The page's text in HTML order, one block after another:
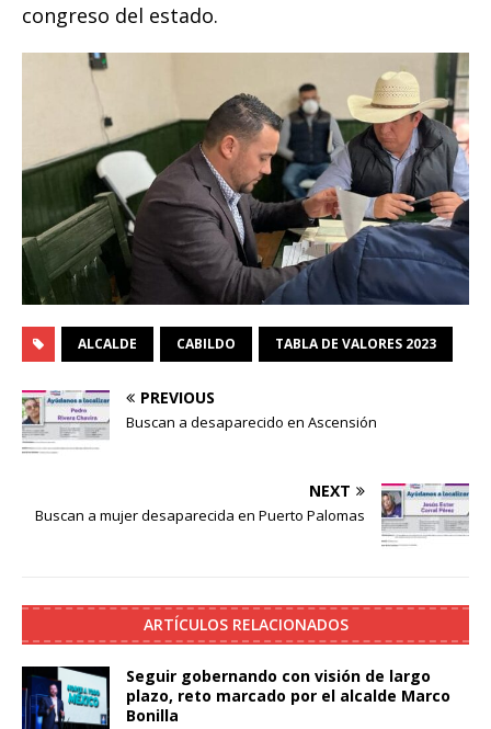
congreso del estado.
ALCALDE CABILDO TABLA DE VALORES 2023
PREVIOUS
Buscan a desaparecido en Ascensión
NEXT
Buscan a mujer desaparecida en Puerto Palomas
ARTÍCULOS RELACIONADOS
Seguir gobernando con visión de largo
plazo, reto marcado por el alcalde Marco
Bonilla